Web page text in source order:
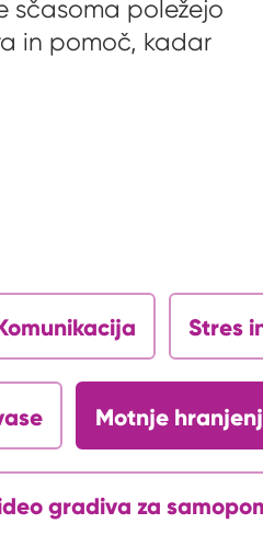
sčasoma poležejo
in pomoč, kadar
Stres
Motnje
gradiva za